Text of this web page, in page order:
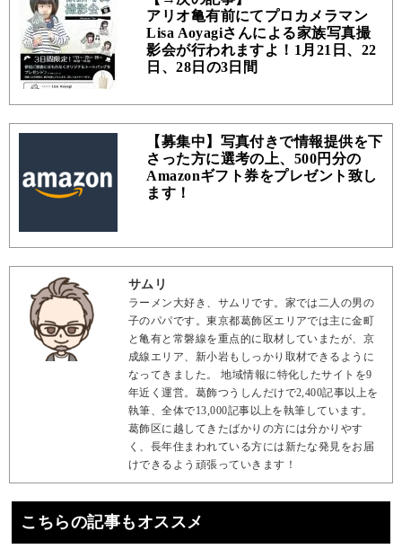
アリオ亀有前にてプロカメラマン
Lisa Aoyagiさんによる家族写真撮
影会が行われますよ！1月21日、22
日、28日の3日間
【募集中】写真付きで情報提供を下
さった方に選考の上、500円分の
Amazonギフト券をプレゼント致し
ます！
サムリ
ラーメン大好き、サムリです。家では二人の男の
子のパパです。東京都葛飾区エリアでは主に金町
と亀有と常磐線を重点的に取材していまたが、京
成線エリア、新小岩もしっかり取材できるように
なってきました。 地域情報に特化したサイトを9
年近く運営。葛飾つうしんだけで2,400記事以上を
執筆、全体で13,000記事以上を執筆しています。
葛飾区に越してきたばかりの方には分かりやす
く、長年住まわれている方には新たな発見をお届
けできるよう頑張っていきます！
こちらの記事もオススメ